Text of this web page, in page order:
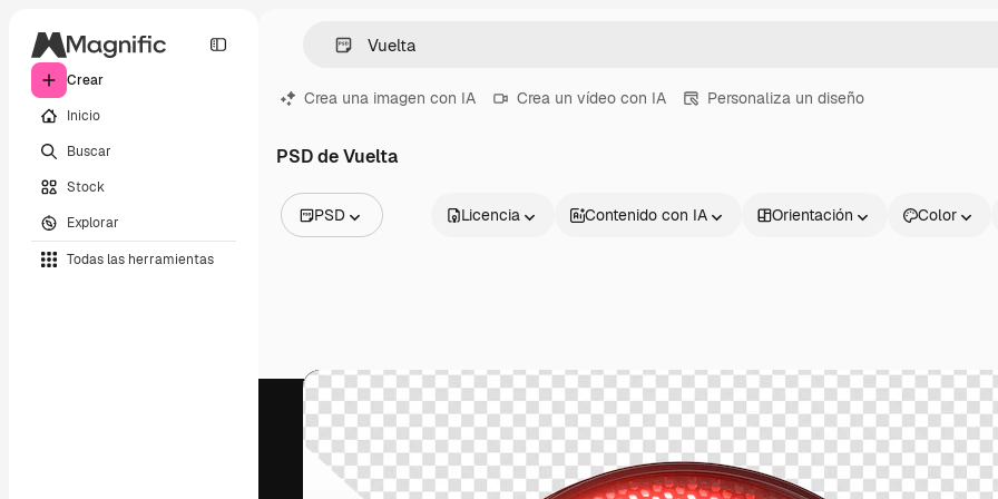
Crear
Inicio
Buscar
Stock
Explorar
Todas las herramientas
Crea una imagen con IA Crea un vídeo con IA Personaliza un diseño
PSD de Vuelta
PSD
Vídeos
Clips de vídeo
Motion graphics
Plantillas de vídeos
Iconos
Modelos 3D
Licencia Contenido con IA Orientación Color
Productos Información